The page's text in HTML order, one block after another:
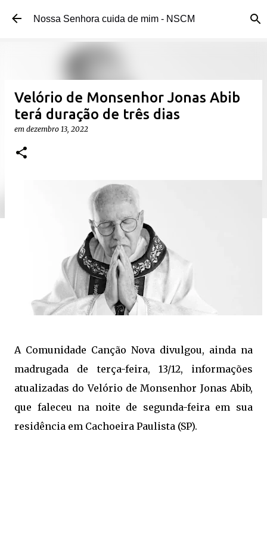
Pular para o conteúdo principal
Nossa Senhora cuida de mim - NSCM
Velório de Monsenhor Jonas Abib
terá duração de três dias
em dezembro 13, 2022
A Comunidade Canção Nova divulgou, ainda na
madrugada de terça-feira, 13/12, informações
atualizadas do Velório de Monsenhor Jonas Abib,
que faleceu na noite de segunda-feira em sua
residência em Cachoeira Paulista (SP).